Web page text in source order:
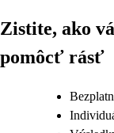
Zistite, ako
pomôcť rásť